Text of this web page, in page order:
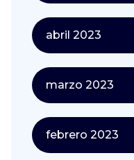
abril 2023
marzo 2023
febrero 2023